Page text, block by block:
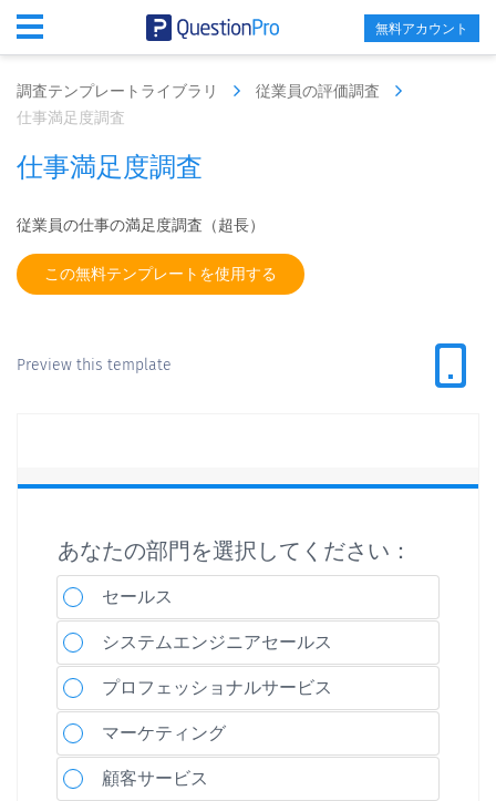
無料アカウント
調査テンプレートライブラリ
従業員の評価調査
仕事満足度調査
仕事満足度調査
従業員の仕事の満足度調査（超長）
この無料テンプレートを使用する
Preview this template